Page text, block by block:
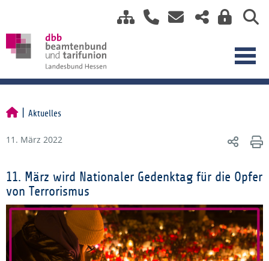
Aktuelles
11. März 2022
11. März wird Nationaler Gedenktag für die Opfer
von Terrorismus